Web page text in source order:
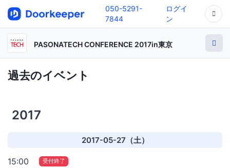
050-5291-
7844
ログイ
ン
PASONATECH CONFERENCE 2017in東京
過去のイベント
2017
2017-05-27（土）
15:00 受付終了